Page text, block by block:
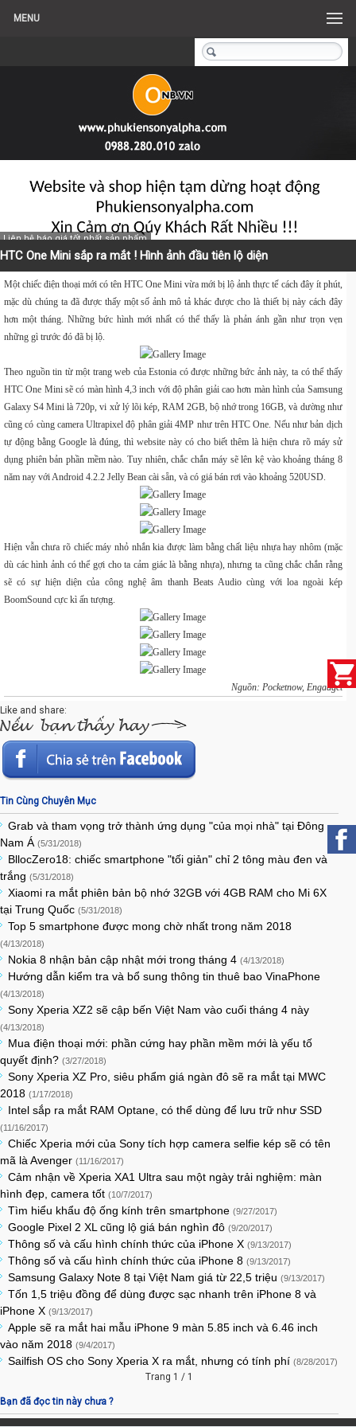
MENU
Liên hệ báo giá tốt nhất sản phẩm
HTC One Mini sắp ra mắt ! Hình ảnh đầu tiên lộ diện
Một chiếc điện thoại mới có tên HTC One Mini vừa mới bị lộ ảnh thực tế cách đây ít phút,
mặc dù chúng ta đã được thấy một số ảnh mô tả khác được cho là thiết bị này cách đây
hơn một tháng. Những bức hình mới nhất có thể thấy là phản ánh gần như trọn vẹn
những gì trước đó đã bị lộ.
Theo nguồn tin từ một trang web của Estonia có được những bức ảnh này, ta có thể thấy
HTC One Mini sẽ có màn hình 4,3 inch với độ phân giải cao hơn màn hình của Samsung
Galaxy S4 Mini là 720p, vi xử lý lõi kép, RAM 2GB, bộ nhớ trong 16GB, và dường như
cũng có cùng camera Ultrapixel độ phân giải 4MP như trên HTC One. Nếu như bản dịch
tự động bằng Google là đúng, thì website này có cho biết thêm là hiện chưa rõ máy sử
dụng phiên bản phần mềm nào. Tuy nhiên, chắc chắn máy sẽ lên kệ vào khoảng tháng 8
năm nay với Android 4.2.2 Jelly Bean cài sẵn, và có giá bán rơi vào khoảng 520USD.
Hiện vẫn chưa rõ chiếc máy nhỏ nhắn kia được làm bằng chất liệu nhựa hay nhôm (mặc
dù các hình ảnh có thể gợi cho ta cảm giác là bằng nhựa), nhưng ta cũng chắc chắn rằng
sẽ có sự hiện diện của công nghệ âm thanh Beats Audio cùng với loa ngoài kép
BoomSound cực kì ấn tượng.
Nguồn: Pocketnow, Engadget
Like and share:
Tin Cùng Chuyên Mục
Grab và tham vọng trở thành ứng dụng "của mọi nhà" tại Đông
Nam Á (5/31/2018)
BllocZero18: chiếc smartphone "tối giản" chỉ 2 tông màu đen và
trắng (5/31/2018)
Xiaomi ra mắt phiên bản bộ nhớ 32GB với 4GB RAM cho Mi 6X
tại Trung Quốc (5/31/2018)
Top 5 smartphone được mong chờ nhất trong năm 2018
(4/13/2018)
Nokia 8 nhận bản cập nhật mới trong tháng 4 (4/13/2018)
Hướng dẫn kiểm tra và bổ sung thông tin thuê bao VinaPhone
(4/13/2018)
Sony Xperia XZ2 sẽ cập bến Việt Nam vào cuối tháng 4 này
(4/13/2018)
Mua điện thoại mới: phần cứng hay phần mềm mới là yếu tố
quyết định? (3/27/2018)
Sony Xperia XZ Pro, siêu phẩm giá ngàn đô sẽ ra mắt tại MWC
2018 (1/17/2018)
Intel sắp ra mắt RAM Optane, có thể dùng để lưu trữ như SSD
(11/16/2017)
Chiếc Xperia mới của Sony tích hợp camera selfie kép sẽ có tên
mã là Avenger (11/16/2017)
Cảm nhận về Xperia XA1 Ultra sau một ngày trải nghiệm: màn
hình đẹp, camera tốt (10/7/2017)
Tìm hiểu khẩu độ ống kính trên smartphone (9/27/2017)
Google Pixel 2 XL cũng lộ giá bán nghìn đô (9/20/2017)
Thông số và cấu hình chính thức của iPhone X (9/13/2017)
Thông số và cấu hình chính thức của iPhone 8 (9/13/2017)
Samsung Galaxy Note 8 tại Việt Nam giá từ 22,5 triệu (9/13/2017)
Tốn 1,5 triệu đồng để dùng được sạc nhanh trên iPhone 8 và
iPhone X (9/13/2017)
Apple sẽ ra mắt hai mẫu iPhone 9 màn 5.85 inch và 6.46 inch
vào năm 2018 (9/4/2017)
Sailfish OS cho Sony Xperia X ra mắt, nhưng có tính phí (8/28/2017)
Trang 1 / 1
Bạn đã đọc tin này chưa ?